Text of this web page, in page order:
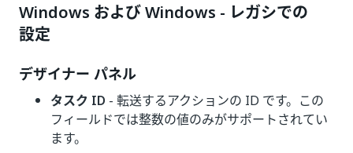
Windows および Windows - レガシでの
設定
デザイナー パネル
タスク ID - 転送するアクションの ID です。この
フィールドでは整数の値のみがサポートされてい
ます。